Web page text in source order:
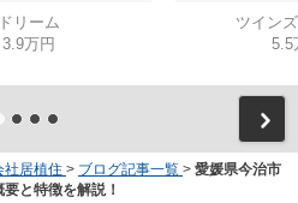
ドリーム
3.9万円
ツイン
5.5
社居植住 > ブログ記事一覧 > 愛媛県今治市
と特徴を解説！